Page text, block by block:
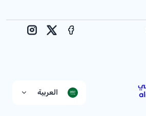
Facebook
X
العربية